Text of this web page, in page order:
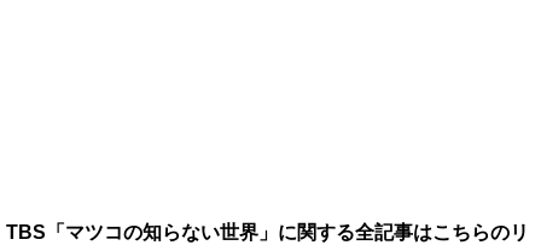
TBS「マツコの知らない世界」に関する全記事はこちらのリ